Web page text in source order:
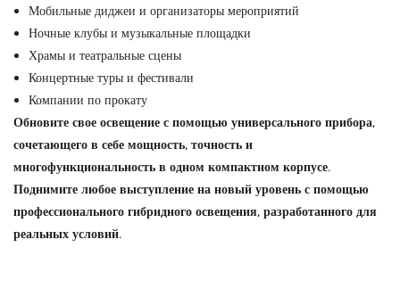
Мобильные диджеи и организаторы мероприятий
Ночные клубы и музыкальные площадки
Храмы и театральные сцены
Концертные туры и фестивали
Компании по прокату
Обновите свое освещение с помощью универсального прибора,
сочетающего в себе мощность, точность и
многофункциональность в одном компактном корпусе.
Поднимите любое выступление на новый уровень с помощью
профессионального гибридного освещения, разработанного для
реальных условий.